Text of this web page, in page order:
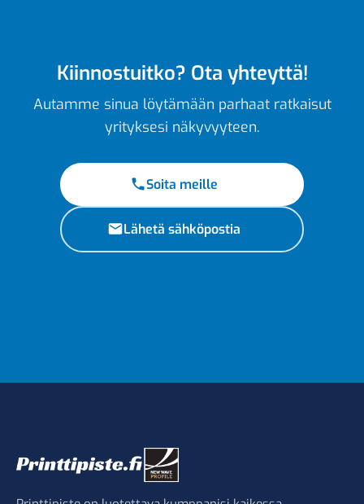
Kiinnostuitko? Ota yhteyttä!
Autamme sinua löytämään parhaat ratkaisut
yrityksesi näkyvyyteen.
Soita meille
Lähetä sähköpostia